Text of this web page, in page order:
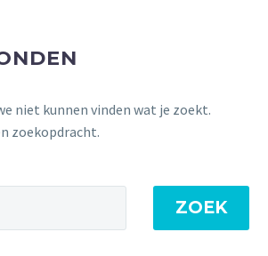
niet kunnen vinden wat je zoekt.
zoekopdracht.
ZOEK